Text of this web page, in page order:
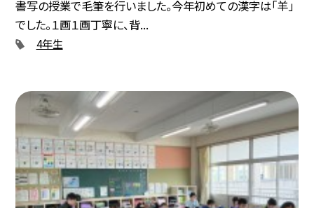
書写の授業で毛筆を行いました。今年初めての漢字は「羊」
でした。１画１画丁寧に、背...
4年生